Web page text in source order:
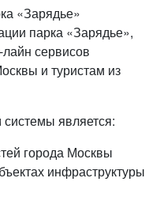
«Зарядье»
парка «Зарядье»,
сервисов
и туристам из
является:
города Москвы
инфраструктуры